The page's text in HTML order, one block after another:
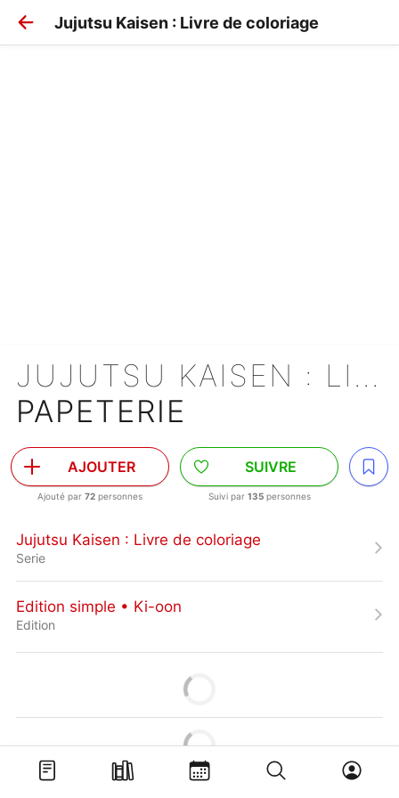
Jujutsu Kaisen : Livre de coloriage
JUJUTSU KAISEN : LIVRE DE COLORIAGE
PAPETERIE
AJOUTER
Ajouté par 72 personnes
SUIVRE
Suivi par 135personnes
Jujutsu Kaisen : Livre de coloriage
Serie
Edition simple • Ki-oon
Edition